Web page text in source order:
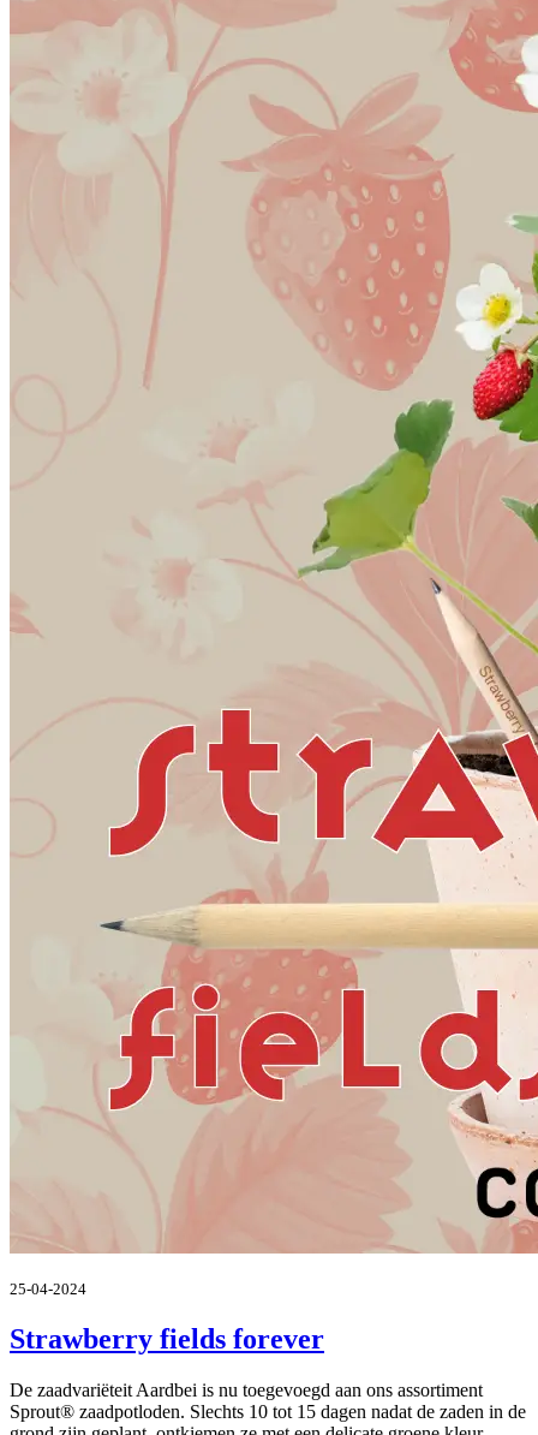
25-04-2024
Strawberry fields forever
De zaadvariëteit Aardbei is nu toegevoegd aan ons assortiment
Sprout® zaadpotloden. Slechts 10 tot 15 dagen nadat de zaden in de